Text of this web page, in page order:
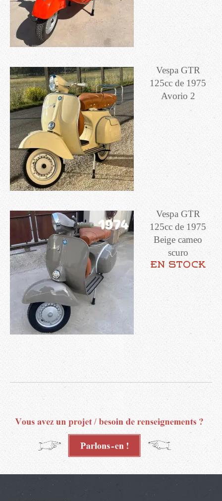
Vespa GTR
125cc de 1975
Avorio 2
Vespa GTR
125cc de 1975
Beige cameo
scuro
en stock